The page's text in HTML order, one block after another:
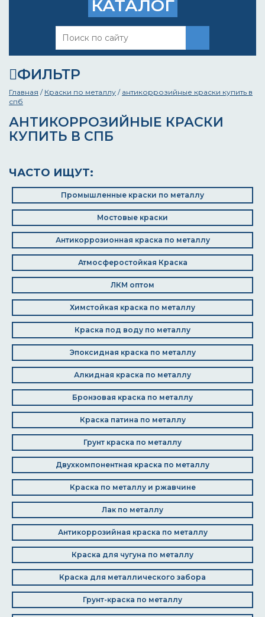
КАТАЛОГ
ФИЛЬТР
Главная / Краски по металлу / антикоррозийные краски купить в
спб
АНТИКОРРОЗИЙНЫЕ КРАСКИ
КУПИТЬ В СПБ
ЧАСТО ИЩУТ:
Промышленные краски по металлу
Мостовые краски
Антикоррозионная краска по металлу
Атмосферостойкая Краска
ЛКМ оптом
Химстойкая краска по металлу
Краска под воду по металлу
Эпоксидная краска по металлу
Алкидная краска по металлу
Бронзовая краска по металлу
Краска патина по металлу
Грунт краска по металлу
Двухкомпонентная краска по металлу
Краска по металлу и ржавчине
Лак по металлу
Антикоррозийная краска по металлу
Краска для чугуна по металлу
Краска для металлического забора
Грунт-краска по металлу